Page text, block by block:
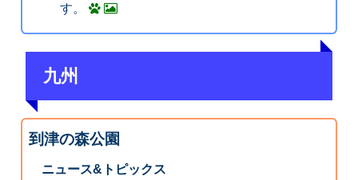
す。
九州
到津の森公園
ニュース&トピックス